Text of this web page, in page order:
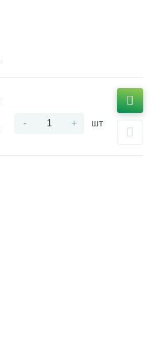
- + шт